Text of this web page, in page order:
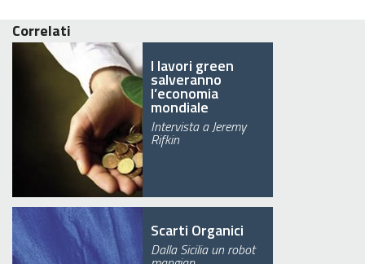
Correlati
I lavori green
salveranno
l’economia
mondiale
Intervista a Jeremy
Rifkin
Scarti Organici
Dalla Sicilia un robot